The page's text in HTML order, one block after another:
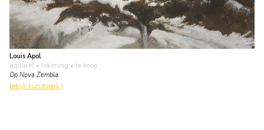
Louis Apol
aquarel • tekening • te koop
Op Nova Zembla
bekijk kunstwerk